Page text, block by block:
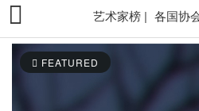
艺术家榜 | 各国协
FEATURED